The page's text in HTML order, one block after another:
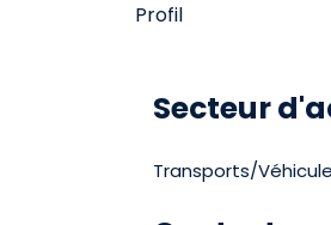
Profil
Secteur
Transports/